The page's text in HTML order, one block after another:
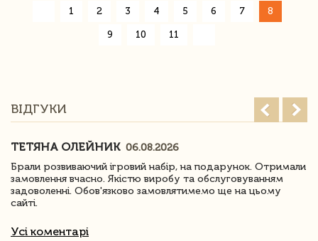
1 2 3 4 5 6 7 8
9 10 11
ВІДГУКИ
ТЕТЯНА ОЛЕЙНИК 06.08.2026
Брали розвиваючий ігровий набір, на подарунок. Отримали
замовлення вчасно. Якістю виробу та обслуговуванням
задоволенні. Обов'язково замовлятимемо ще на цьому
сайті.
Усі коментарі